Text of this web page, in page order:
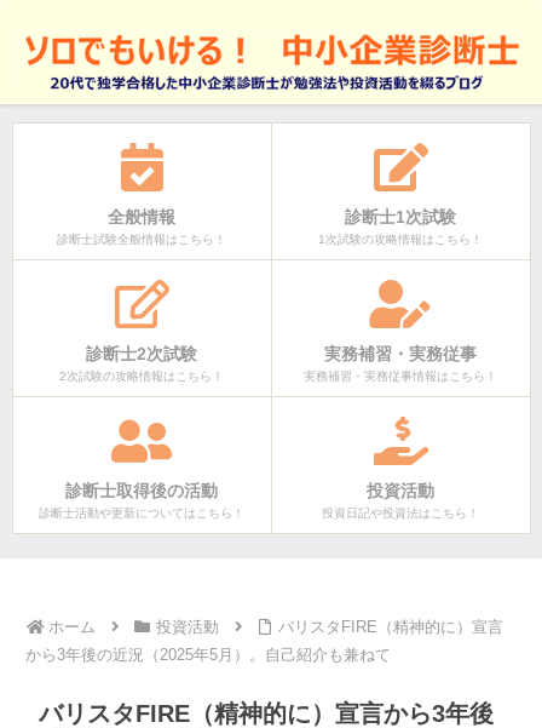
全般情報
診断士試験全般情報はこちら！
診断士1次試験
1次試験の攻略情報はこちら！
診断士2次試験
2次試験の攻略情報はこちら！
実務補習・実務従事
実務補習・実務従事情報はこちら！
診断士取得後の活動
診断士活動や更新についてはこちら！
投資活動
投資日記や投資法はこちら！
ホーム 投資活動
バリスタFIRE（精神的に）宣言
から3年後の近況（2025年5月）。自己紹介も兼ねて
バリスタFIRE（精神的に）宣言から3年後